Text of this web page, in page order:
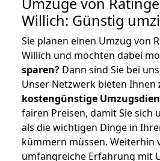
Willich: Günstig
Sie planen einen Umzug von
Willich und möchten dabei
sparen? Dann sind Sie bei
Unser Netzwerk bieten Ihnen
kostengünstige
fairen Preisen, damit Sie sich
als die wichtigen Dinge in
kümmern müssen. Weiterhin
umfangreiche Erfahrung mit